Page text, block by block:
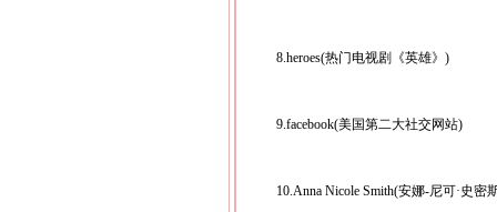
8.heroes(热门电视剧《英雄》)
9.facebook(美国第二大社交网站)
10.Anna Nicole Smith(安娜-尼可·史